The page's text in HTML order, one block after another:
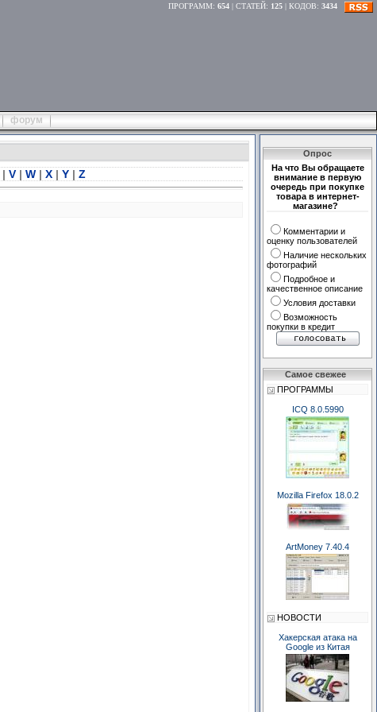
ПРОГРАММ: 654 | СТАТЕЙ: 125 | КОДОВ: 3434
форум
| V | W | X | Y | Z
Опрос
На что Вы обращаете
внимание в первую
очередь при покупке
товара в интернет-
магазине?
Комментарии и
оценку пользователей
Наличие нескольких
фотографий
Подробное и
качественное описание
Условия доставки
Возможность
покупки в кредит
Самое свежее
ПРОГРАММЫ
ICQ 8.0.5990
Mozilla Firefox 18.0.2
ArtMoney 7.40.4
НОВОСТИ
Хакерская атака на
Google из Китая